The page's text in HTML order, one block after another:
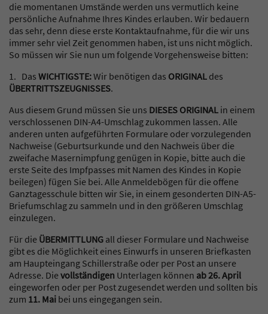
die momentanen Umstände werden uns vermutlich keine
persönliche Aufnahme Ihres Kindes erlauben. Wir bedauern
das sehr, denn diese erste Kontaktaufnahme, für die wir uns
immer sehr viel Zeit genommen haben, ist uns nicht möglich.
So müssen wir Sie nun um folgende Vorgehensweise bitten:
1. Das WICHTIGSTE:Wir benötigen das ORIGINAL des
ÜBERTRITTSZEUGNISSES.
Aus diesem Grund müssen Sie uns DIESES ORIGINAL in einem
verschlossenen DIN-A4-Umschlag zukommen lassen. Alle
anderen unten aufgeführten Formulare oder vorzulegenden
Nachweise (Geburtsurkunde und den Nachweis über die
zweifache Masernimpfung genügen in Kopie, bitte auch die
erste Seite des Impfpasses mit Namen des Kindes in Kopie
beilegen) fügen Sie bei. Alle Anmeldebögen für die offene
Ganztagesschule bitten wir Sie, in einem gesonderten DIN-A5-
Briefumschlag zu sammeln und in den größeren Umschlag
einzulegen.
Für die ÜBERMITTLUNG all dieser Formulare und Nachweise
gibt es die Möglichkeit eines Einwurfs in unseren Briefkasten
am Haupteingang Schillerstraße oder per Post an unsere
Adresse. Dievollständigen Unterlagen können ab 26. April
eingeworfen oder per Post zugesendet werden und sollten bis
zum 11. Mai bei uns eingegangen sein.